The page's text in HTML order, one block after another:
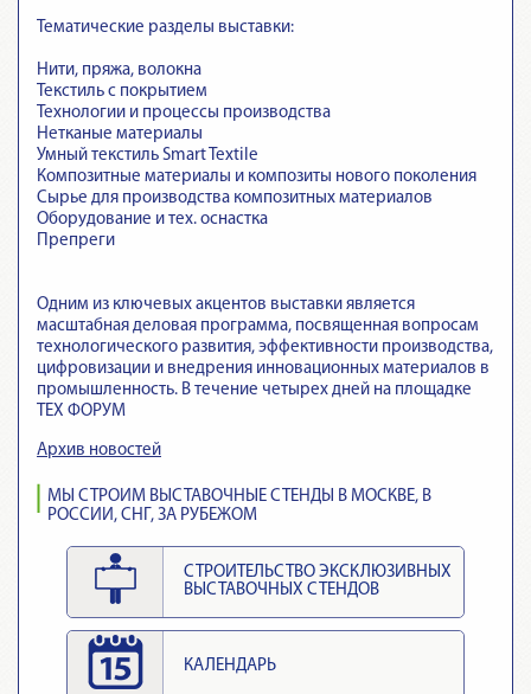
Тематические разделы выставки:
Нити, пряжа, волокна
Текстиль с покрытием
Технологии и процессы производства
Нетканые материалы
Умный текстиль Smart Textile
Композитные материалы и композиты нового поколения
Сырье для производства композитных материалов
Оборудование и тех. оснастка
Препреги
Одним из ключевых акцентов выставки является
масштабная деловая программа, посвященная вопросам
технологического развития, эффективности производства,
цифровизации и внедрения инновационных материалов в
промышленность. В течение четырех дней на площадке
ТЕХ ФОРУМ
Архив новостей
МЫ СТРОИМ ВЫСТАВОЧНЫЕ СТЕНДЫ В МОСКВЕ, В
РОССИИ, СНГ, ЗА РУБЕЖОМ
СТРОИТЕЛЬСТВО ЭКСКЛЮЗИВНЫХ
ВЫСТАВОЧНЫХ СТЕНДОВ
КАЛЕНДАРЬ